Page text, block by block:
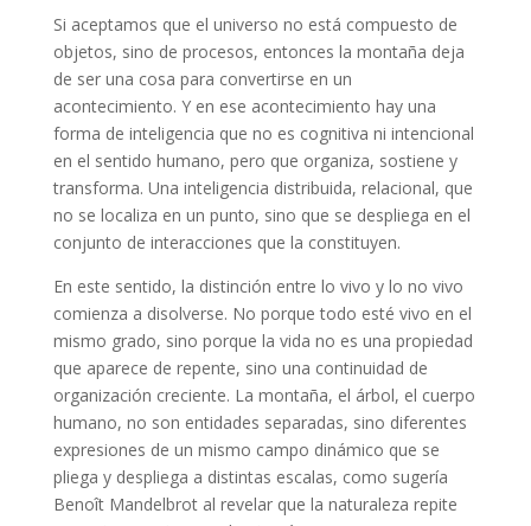
Si aceptamos que el universo no está compuesto de
objetos, sino de procesos, entonces la montaña deja
de ser una cosa para convertirse en un
acontecimiento. Y en ese acontecimiento hay una
forma de inteligencia que no es cognitiva ni intencional
en el sentido humano, pero que organiza, sostiene y
transforma. Una inteligencia distribuida, relacional, que
no se localiza en un punto, sino que se despliega en el
conjunto de interacciones que la constituyen.
En este sentido, la distinción entre lo vivo y lo no vivo
comienza a disolverse. No porque todo esté vivo en el
mismo grado, sino porque la vida no es una propiedad
que aparece de repente, sino una continuidad de
organización creciente. La montaña, el árbol, el cuerpo
humano, no son entidades separadas, sino diferentes
expresiones de un mismo campo dinámico que se
pliega y despliega a distintas escalas, como sugería
Benoît Mandelbrot al revelar que la naturaleza repite